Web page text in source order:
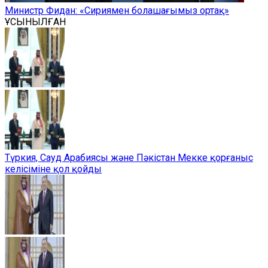
Министр Фидан: «Сириямен болашағымыз ортақ»
ҰСЫНЫЛҒАН
Түркия, Сауд Арабиясы және Пәкістан Мекке қорғаныс
келісіміне қол қойды